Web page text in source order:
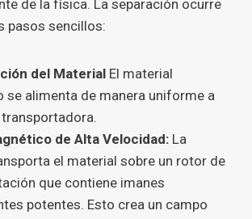
de la física. La separación ocurre
pasos sencillos:
del Material El material
se alimenta de manera uniforme a
de Alta Velocidad: La
el material sobre un rotor de
que contiene imanes
potentes. Esto crea un campo